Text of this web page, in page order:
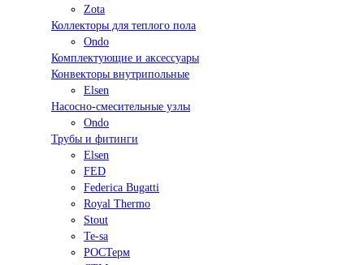
Zota
Коллекторы для теплого пола
Ondo
Комплектующие и аксессуары
Конвекторы внутрипольные
Elsen
Насосно-смесительные узлы
Ondo
Трубы и фитинги
Elsen
FED
Federica Bugatti
Royal Thermo
Stout
Te-sa
РОСТерм